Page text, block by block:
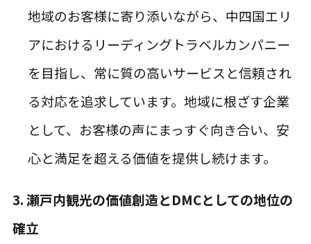
地域のお客様に寄り添いながら、中四国エリ
アにおけるリーディングトラベルカンパニー
を目指し、常に質の高いサービスと信頼され
る対応を追求しています。地域に根ざす企業
として、お客様の声にまっすぐ向き合い、安
心と満足を超える価値を提供し続けます。
3. 瀬戸内観光の価値創造とDMCとしての地位の
確立